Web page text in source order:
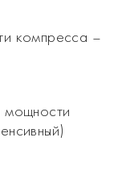
компресса –